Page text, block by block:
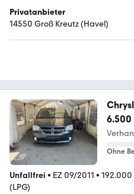
Privatanbieter
14550 Groß Kreutz (Havel)
6.500
Ohne
Unfallfrei • EZ 09/2011 • 192.000
(LPG)